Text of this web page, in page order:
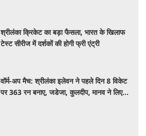
श्रीलंका क्रिकेट का बड़ा फैसला, भारत के खिलाफ
टेस्ट सीरीज में दर्शकों की होगी फ्री एंट्री
वॉर्म-अप मैच: श्रीलंका इलेवन ने पहले दिन 8 विकेट
पर 363 रन बनाए, जडेजा, कुलदीप, मानव ने लिए